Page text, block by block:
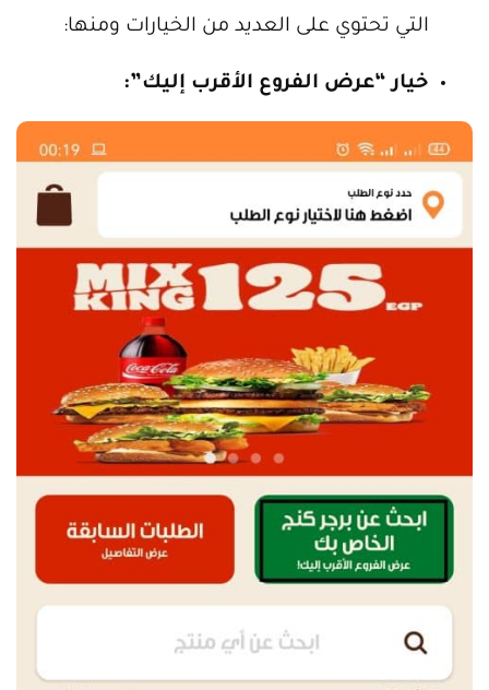
التي تحتوي على العديد من الخيارات ومنها:
خيار “عرض الفروع الأقرب إليك”: